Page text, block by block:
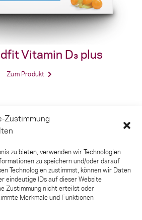
Zustimmung
zu bieten, verwenden wir Technologien
zu speichern und/oder darauf
Technologien zustimmst, können wir Daten
eindeutige IDs auf dieser Website
Zustimmung nicht erteilst oder
Merkmale und Funktionen
Vitamin D₃ plus
Zum Produkt